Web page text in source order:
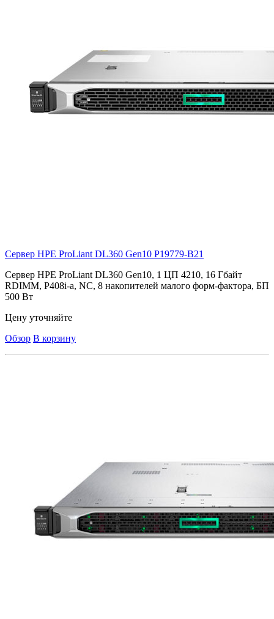
Сервер HPE ProLiant DL360 Gen10 P19779-B21
Сервер HPE ProLiant DL360 Gen10, 1 ЦП 4210, 16 Гбайт
RDIMM, P408i-a, NC, 8 накопителей малого форм-фактора, БП
500 Вт
Цену уточняйте
Обзор В корзину